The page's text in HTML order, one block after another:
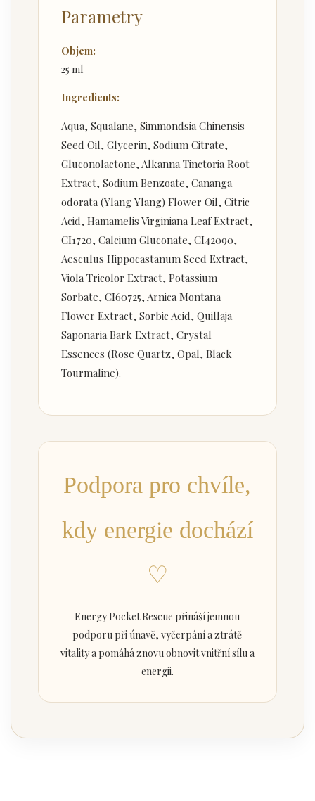
Parametry
Objem:
25 ml
Ingredients:
Aqua, Squalane, Simmondsia Chinensis
Seed Oil, Glycerin, Sodium Citrate,
Gluconolactone, Alkanna Tinctoria Root
Extract, Sodium Benzoate, Cananga
odorata (Ylang Ylang) Flower Oil, Citric
Acid, Hamamelis Virginiana Leaf Extract,
CI1720, Calcium Gluconate, CI42090,
Aesculus Hippocastanum Seed Extract,
Viola Tricolor Extract, Potassium
Sorbate, CI60725, Arnica Montana
Flower Extract, Sorbic Acid, Quillaja
Saponaria Bark Extract, Crystal
Essences (Rose Quartz, Opal, Black
Tourmaline).
Podpora pro chvíle,
kdy energie dochází
♡
Energy Pocket Rescue přináší jemnou
podporu při únavě, vyčerpání a ztrátě
vitality a pomáhá znovu obnovit vnitřní sílu a
energii.